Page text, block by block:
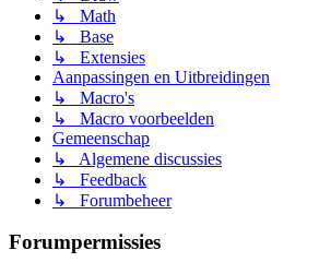
↳ Math
↳ Base
↳ Extensies
Aanpassingen en Uitbreidingen
↳ Macro's
↳ Macro voorbeelden
Gemeenschap
↳ Algemene discussies
↳ Feedback
↳ Forumbeheer
Forumpermissies